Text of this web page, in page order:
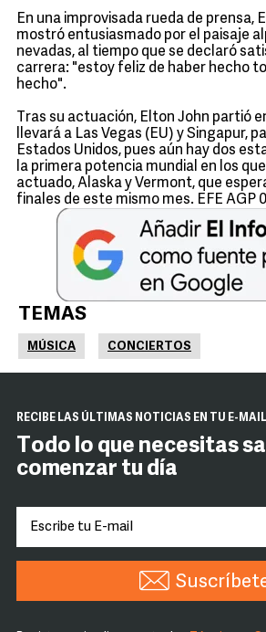
En una improvisada rueda de prensa,
mostró entusiasmado por el paisaje
nevadas, al tiempo que se declaró
carrera: "estoy feliz de haber hecho
hecho".
Tras su actuación, Elton John partió
llevará a Las Vegas (EU) y Singapur,
Estados Unidos, pues aún hay dos
la primera potencia mundial en los
actuado, Alaska y Vermont, que
finales de este mismo mes. EFE AGP
TEMAS
MÚSICA CONCIERTOS
RECIBE LAS ÚLTIMAS NOTICIAS EN TU E-MAIL
Todo lo que necesitas
comenzar tu día